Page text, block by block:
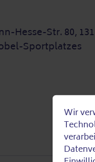
Hesse-Str. 80,
Sportplatzes
Wir